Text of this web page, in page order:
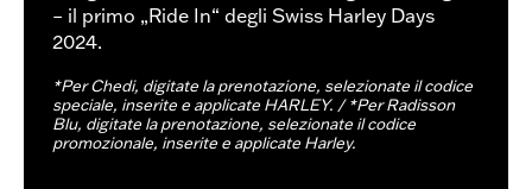
– il primo „Ride In“ degli Swiss Harley Days
2024.
*Per Chedi, digitate la prenotazione, selezionate il codice
speciale, inserite e applicate HARLEY. / *Per Radisson
Blu, digitate la prenotazione, selezionate il codice
promozionale, inserite e applicate Harley.